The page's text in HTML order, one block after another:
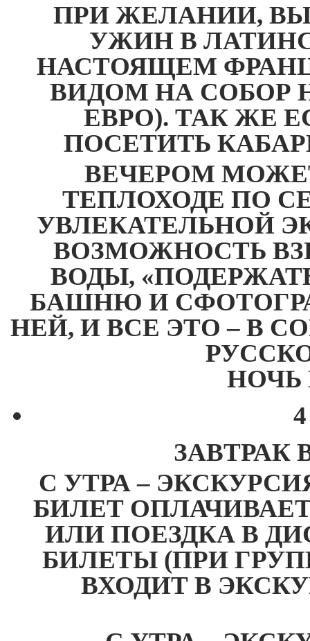
ПРИ ЖЕЛАНИИ,
УЖИН В
НАСТОЯЩЕМ
ВИДОМ НА СОБОР
ЕВРО). ТАК ЖЕ
ПОСЕТИТЬ
ВЕЧЕРОМ
ТЕПЛОХОДЕ ПО
УВЛЕКАТЕЛЬНОЙ
ВОЗМОЖНОСТЬ
ВОДЫ,
БАШНЮ И
НЕЙ, И ВСЕ ЭТО – В
НОЧЬ
ЗАВТРАК
С УТРА –
БИЛЕТ
ИЛИ ПОЕЗДКА В
БИЛЕТЫ (ПРИ
ВХОДИТ В